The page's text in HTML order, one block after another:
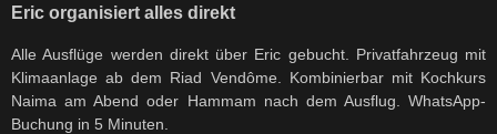
Eric organisiert alles direkt
Alle Ausflüge werden direkt über Eric gebucht. Privatfahrzeug mit
Klimaanlage ab dem Riad Vendôme. Kombinierbar mit Kochkurs
Naima am Abend oder Hammam nach dem Ausflug. WhatsApp-
Buchung in 5 Minuten.